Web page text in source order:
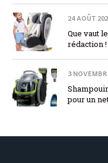
24 AOÛT
Que vaut
rédaction !
3
pour un